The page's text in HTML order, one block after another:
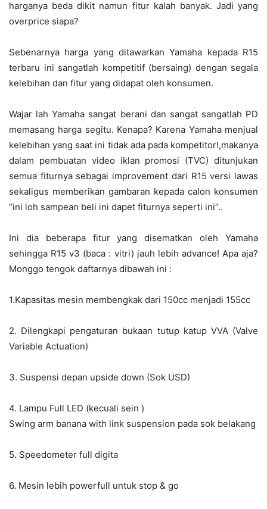
harganya beda dikit namun fitur kalah banyak. Jadi yang
overprice siapa?
Sebenarnya harga yang ditawarkan Yamaha kepada R15
terbaru ini sangatlah kompetitif (bersaing) dengan segala
kelebihan dan fitur yang didapat oleh konsumen.
Wajar lah Yamaha sangat berani dan sangat sangatlah PD
memasang harga segitu. Kenapa? Karena Yamaha menjual
kelebihan yang saat ini tidak ada pada kompetitor!,makanya
dalam pembuatan video iklan promosi (TVC) ditunjukan
semua fiturnya sebagai improvement dari R15 versi lawas
sekaligus memberikan gambaran kepada calon konsumen
“ini loh sampean beli ini dapet fiturnya seperti ini”..
Ini dia beberapa fitur yang disematkan oleh Yamaha
sehingga R15 v3 (baca : vitri) jauh lebih advance! Apa aja?
Monggo tengok daftarnya dibawah ini :
1.Kapasitas mesin membengkak dari 150cc menjadi 155cc
2. Dilengkapi pengaturan bukaan tutup katup VVA (Valve
Variable Actuation)
3. Suspensi depan upside down (Sok USD)
4. Lampu Full LED (kecuali sein )
Swing arm banana with link suspension pada sok belakang
5. Speedometer full digita
6. Mesin lebih powerfull untuk stop & go